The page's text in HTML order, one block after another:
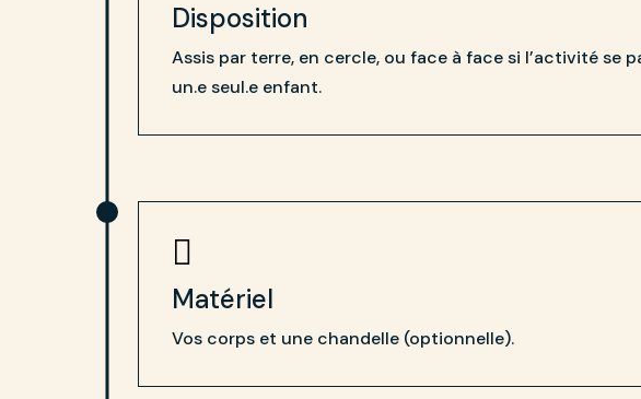
Disposition
Assis par terre, en cercle, ou face à face si l’activité se
un.e seul.e enfant.

Matériel
Vos corps et une chandelle (optionnelle).